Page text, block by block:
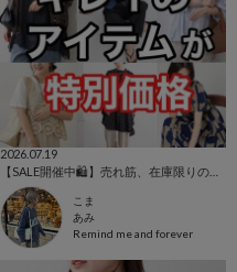
2026.07.19
【SALE開催中🛍️】売れ筋、在庫限りの特価中‼️
こま
あみ
Remind me and forever